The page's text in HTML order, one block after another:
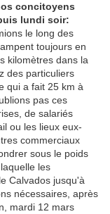
concitoyens
lundi soir:
le long des
toujours en
kilomètres dans la
des particuliers
qui a fait 25 km à
pas ces
de salariés
ou les lieux eux-
commerciaux
sous le poids
les
Calvados jusqu'à
nécessaires, après
mardi 12 mars